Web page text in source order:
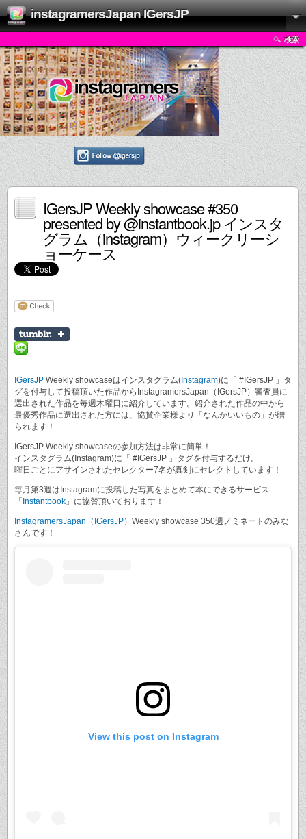
instagramersJapan IGersJP
検索
IGersJP Weekly showcase #350
presented by @instantbook.jp インスタ
グラム（instagram）ウィークリーシ
ョーケース
IGersJP Weekly showcaseはインスタグラム( Instagram)に「 #IGersJP 」タ
グを付与して投稿頂いた作品からInstagramersJapan（IGersJP）審査員に
選出された作品を毎週木曜日に紹介しています。紹介された作品の中から
最優秀作品に選出された方には、協賛企業様より「なんかいいもの」が贈
られます！
IGersJP Weekly showcaseの参加方法は非常に簡単！
インスタグラム(Instagram)に「 #IGersJP 」タグを付与するだけ。
曜日ごとにアサインされたセレクター7名が真剣にセレクトしています！
毎月第3週はInstagramに投稿した写真をまとめて本にできるサービス
「 Instantbook 」に協賛頂いております！
InstagramersJapan（IGersJP） Weekly showcase 350週ノミネートのみな
さんです！
View this post on Instagram